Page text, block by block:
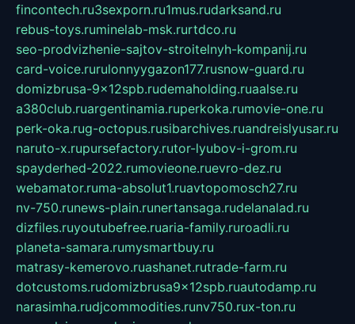
fincontech.ru3sexporn.ru1mus.rudarksand.ru
rebus-toys.ruminelab-msk.rurtdco.ru
seo-prodvizhenie-sajtov-stroitelnyh-kompanij.ru
card-voice.rurulonnyygazon177.rusnow-guard.ru
domizbrusa-9x12spb.rudemaholding.ruaalse.ru
a380club.ruargentinamia.ruperkoka.rumovie-one.ru
perk-oka.rug-octopus.rusibarchives.ruandreislyusar.ru
naruto-x.rupursefactory.rutor-lyubov-i-grom.ru
spayderhed-2022.rumovieone.ruevro-dez.ru
webamator.ruma-absolut1.ruavtopomosch27.ru
nv-750.runews-plain.runertansaga.rudelanalad.ru
dizfiles.ruyoutubefree.ruaria-family.ruroadli.ru
planeta-samara.rumysmartbuy.ru
matrasy-kemerovo.ruashanet.rutrade-farm.ru
dotcustoms.rudomizbrusa9x12spb.ruautodamp.ru
narasimha.rudjcommodities.runv750.rux-ton.ru